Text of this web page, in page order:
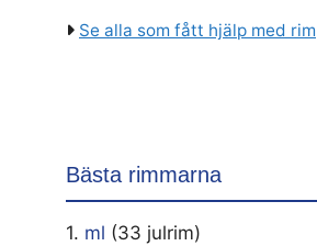
Se alla som fått hjälp med rim
Bästa rimmarna
1. ml (33 julrim)